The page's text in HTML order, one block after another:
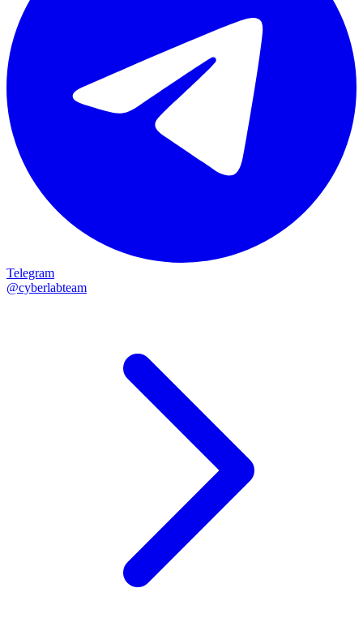
Telegram
@cyberlabteam